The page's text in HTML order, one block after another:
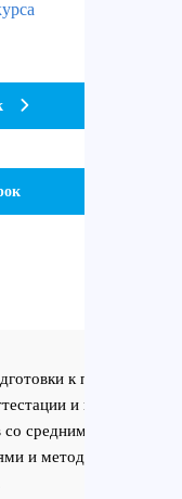
к первичной
и повышения
средним и высшим
и методическими